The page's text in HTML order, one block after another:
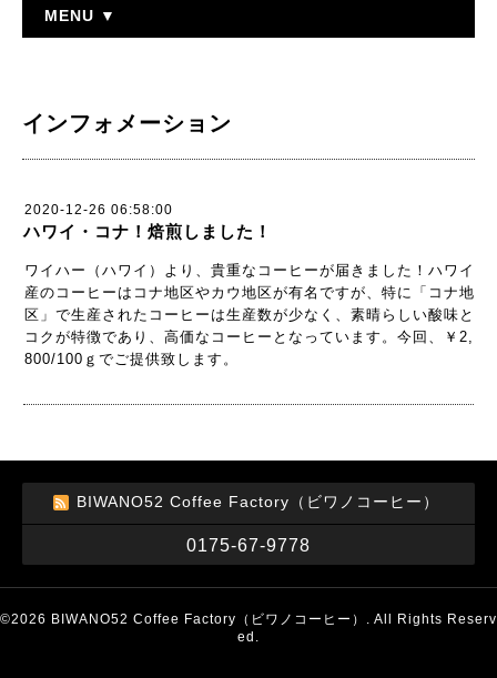
MENU ▼
インフォメーション
2020-12-26 06:58:00
ハワイ・コナ！焙煎しました！
ワイハー（ハワイ）より、貴重なコーヒーが届きました！ハワイ
産のコーヒーはコナ地区やカウ地区が有名ですが、特に「コナ地
区」で生産されたコーヒーは生産数が少なく、素晴らしい酸味と
コクが特徴であり、高価なコーヒーとなっています。今回、￥2,
800/100ｇでご提供致します。
BIWANO52 Coffee Factory（ビワノコーヒー）
0175-67-9778
©2026 BIWANO52 Coffee Factory（ビワノコーヒー） . All Rights Reserv
ed.